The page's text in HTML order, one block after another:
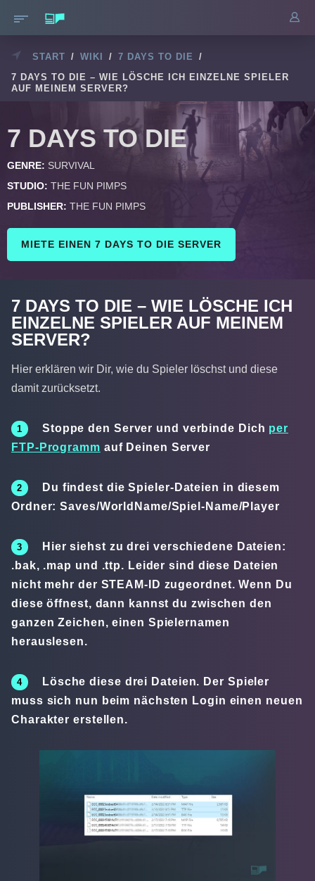
START / WIKI / 7 DAYS TO DIE
/
7 DAYS TO DIE – WIE LÖSCHE ICH EINZELNE SPIELER
AUF MEINEM SERVER?
7 DAYS TO DIE
GENRE: SURVIVAL
STUDIO: THE FUN PIMPS
PUBLISHER: THE FUN PIMPS
MIETE EINEN 7 DAYS TO DIE SERVER
7 DAYS TO DIE – WIE LÖSCHE ICH
EINZELNE SPIELER AUF MEINEM
SERVER?
Hier erklären wir Dir, wie du Spieler löschst und diese
damit zurücksetzt.
Stoppe den Server und verbinde Dich per
FTP-Programm auf Deinen Server
Du findest die Spieler-Dateien in diesem
Ordner: Saves/WorldName/Spiel-Name/Player
Hier siehst zu drei verschiedene Dateien:
.bak, .map und .ttp. Leider sind diese Dateien
nicht mehr der STEAM-ID zugeordnet. Wenn Du
diese öffnest, dann kannst du zwischen den
ganzen Zeichen, einen Spielernamen
herauslesen.
Lösche diese drei Dateien. Der Spieler
muss sich nun beim nächsten Login einen neuen
Charakter erstellen.